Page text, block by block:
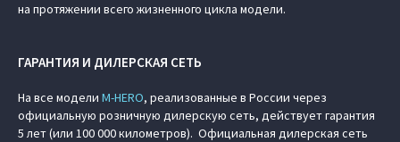
на протяжении всего жизненного цикла модели.
ГАРАНТИЯ И ДИЛЕРСКАЯ СЕТЬ
На все модели M‑HERO, реализованные в России через
официальную розничную дилерскую сеть, действует гарантия
5 лет (или 100 000 километров). Официальная дилерская сеть